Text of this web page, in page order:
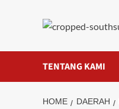
TENTANG KAMI
HOME DAERAH